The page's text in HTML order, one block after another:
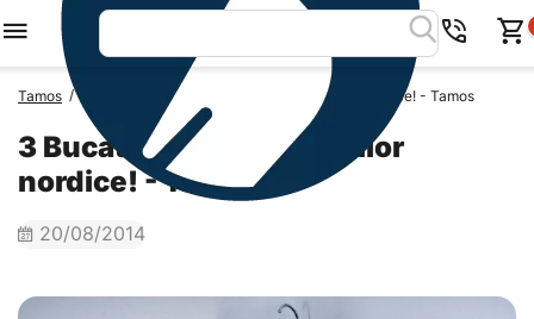
Tamos / 3 Bucatarii specifice tarilor nordice! - Tamos
3 Bucatarii specifice tarilor
nordice! - Tamos
20/08/2014